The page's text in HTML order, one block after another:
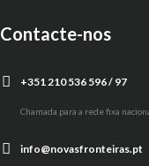
Contacte-nos
+351 210 536 596 / 97
Chamada para a rede fixa
info@novasfronteiras.pt